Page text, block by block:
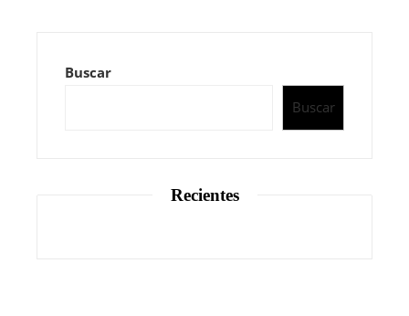
Buscar
Buscar
Recientes